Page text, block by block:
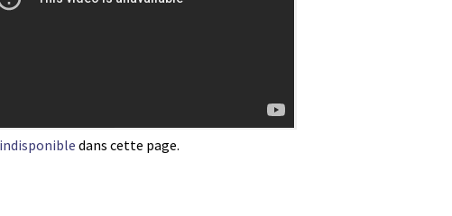
dans cette page.